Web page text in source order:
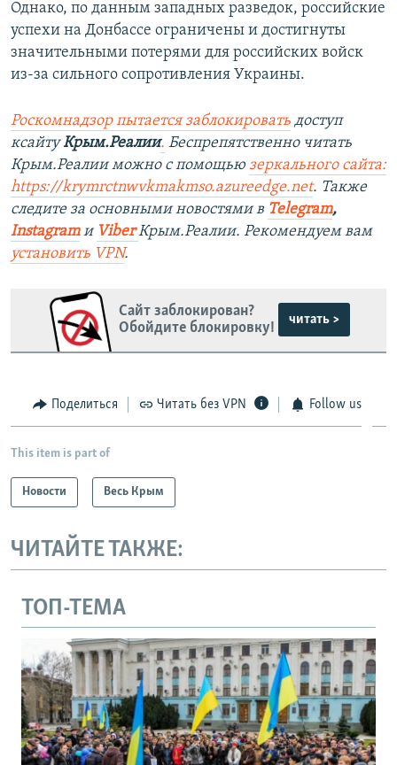
Однако, по данным западных разведок, российские
успехи на Донбассе ограничены и достигнуты
значительными потерями для российских войск
из-за сильного сопротивления Украины.
Роскомнадзор пытается заблокировать доступ
ксайтуКрым.Реалии. Беспрепятственно читать
Крым.Реалии можно с помощью зеркального сайта:
https://krymrctnwvkmakmso.azureedge.net. Также
следите за основными новостями в Telegram,
Instagramи ViberКрым.Реалии. Рекомендуем вам
установить VPN.
Сайт заблокирован?
Обойдите блокировку!
читать >
Поделиться Читать без VPN Follow us
This item is part of
Новости Весь Крым
ЧИТАЙТЕ ТАКЖЕ:
ТОП-ТЕМА